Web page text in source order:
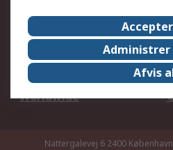
Om RS
Det juridiske
Job hos RS
Worldwide
Nattergalevej 6 2400
Administrer
Afvis